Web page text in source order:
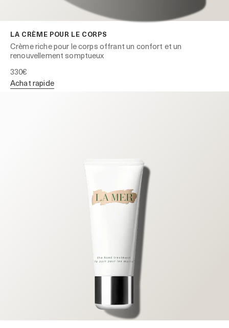
LA CRÈME POUR LE CORPS
Crème riche pour le corps offrant un confort et un
renouvellement somptueux
330€
achat rapide